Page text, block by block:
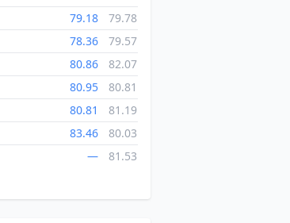
79.18
79.78
78.36
79.57
80.86
82.07
80.95
80.81
80.81
81.19
83.46
80.03
— 81.53